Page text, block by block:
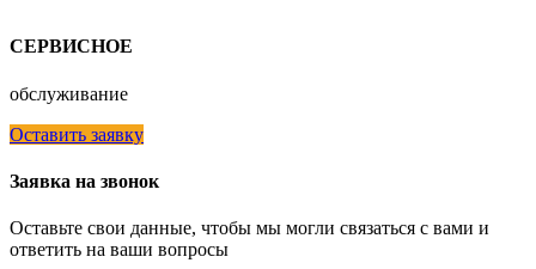
СЕРВИСНОЕ
обслуживание
Оставить заявку
Заявка на звонок
Оставьте свои данные, чтобы мы могли связаться с вами и
ответить на ваши вопросы